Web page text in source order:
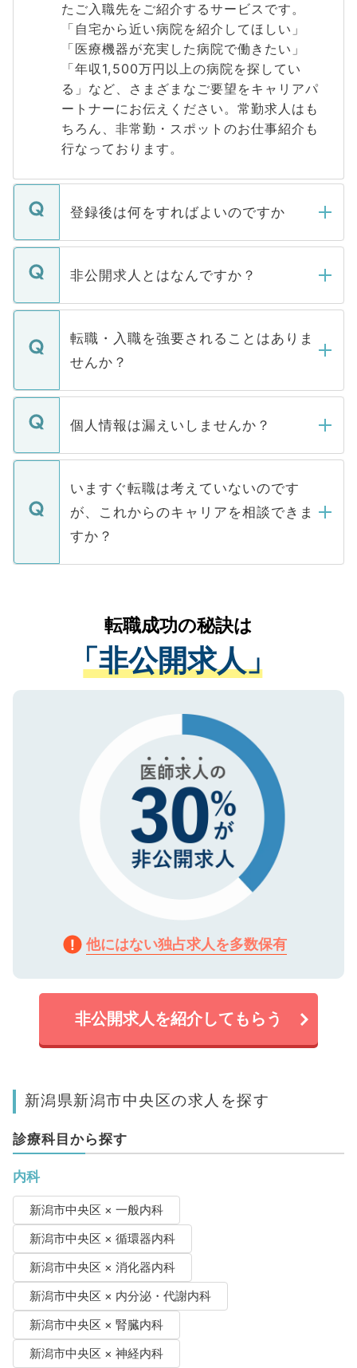
たご入職先をご紹介するサービスです。
「自宅から近い病院を紹介してほしい」
「医療機器が充実した病院で働きたい」
「年収1,500万円以上の病院を探してい
る」など、さまざまなご要望をキャリアパ
ートナーにお伝えください。常勤求人はも
ちろん、非常勤・スポットのお仕事紹介も
行なっております。
登録後は何をすればよいのですか
ご登録いただきましたら、弊社担当者がご
登録内容を確認し、その後メールもしくは
ます。通常、5営業日以内にはご連絡をせて
いただきますので、しばらくお待ちくださ
非公開求人とはなんですか？
マイナビDOCTORで取り扱っている求人の
うち約3割は、Webサイトからご覧いただ
けない「非公開求人」です。非公開求人は
下記の理由によって、一般には公開してい
ません。
■応募殺到を避けるため 人気のある医療機
関を公にしてしまうと、応募が殺到する場
に、医療機関が求める条件に合った人材の
みを人材紹介会社に依頼するケースが増え
ています。
転職・入職を強要されることはありま
せんか？
転職・入職を強要することは一切ありませ
ん。また、仮に応募先から内定をいただい
定を承諾する必要はありません。内定先へ
の辞退の連絡はキャリアパートナーが行い
個人情報は漏えいしませんか？
個人情報が漏えいすることはありませんの
で、ご安心ください。当サイトからの登録
などで収集したご登録者様の個人情報は、
ご本人のキャリアアップおよび転職活動の
支援を目的に使用いたします。お預かりし
ているすべての個人データはご本人の許可
は、個人情報の取り扱いについての厳密な
管理基準を満たした事業者のみに付与され
る、プライバシーマークを取得済みです。
で、機密保持に関してもご安心ください。
いますぐ転職は考えていないのです
が、これからのキャリアを相談できま
すか？
かがいして、現在の医療機関の状況や紹介
経験をまじえながら、適切なアドバイスを
させていただきます。すぐにご転職をされ
ない方には、長期的なサポートが可能です
ので、まずはご登録ください。
転職成功の秘訣は
「非公開求人」
他にはない独占求人を多数保有
非公開求人を紹介してもらう
新潟県新潟市中央区の求人を探す
診療科目から探す
内科
新潟市中央区 × 一般内科
新潟市中央区 × 循環器内科
新潟市中央区 × 消化器内科
新潟市中央区 × 内分泌・代謝内科
新潟市中央区 × 腎臓内科
新潟市中央区 × 神経内科